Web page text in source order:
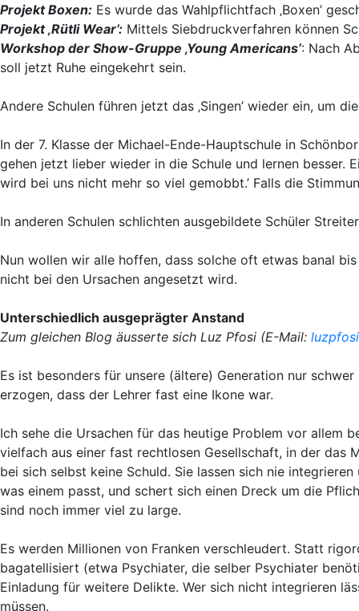
Projekt Boxen: Es wurde das Wahlpflichtfach ‚Boxen’
Projekt ‚Rütli Wear’: Mittels Siebdruckverfahren können
Workshop der Show-Gruppe ‚Young Americans’: Nach
soll jetzt Ruhe eingekehrt sein.
Andere Schulen führen jetzt das ‚Singen’ wieder ein, um
In der 7. Klasse der Michael-Ende-Hauptschule in
gehen jetzt lieber wieder in die Schule und lernen besser.
wird bei uns nicht mehr so viel gemobbt.’ Falls die
In anderen Schulen schlichten ausgebildete Schüler
Nun wollen wir alle hoffen, dass solche oft etwas banal
nicht bei den Ursachen angesetzt wird.
Unterschiedlich ausgeprägter Anstand
Zum gleichen Blog äusserte sich Luz Pfosi (E-Mail:
Es ist besonders für unsere (ältere) Generation nur
erzogen, dass der Lehrer fast eine Ikone war.
Ich sehe die Ursachen für das heutige Problem vor allem
vielfach aus einer fast rechtlosen Gesellschaft, in der das
bei sich selbst keine Schuld. Sie lassen sich nie
was einem passt, und schert sich einen Dreck um die
sind noch immer viel zu large.
Es werden Millionen von Franken verschleudert. Statt
bagatellisiert (etwa Psychiater, die selber Psychiater
Einladung für weitere Delikte. Wer sich nicht integrieren
müssen.